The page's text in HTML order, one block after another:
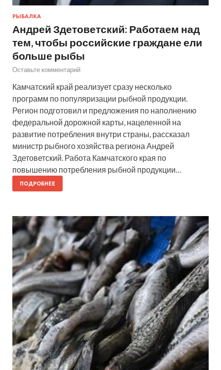
РЫБАЛКА
Андрей Здетоветский: Работаем над
тем, чтобы российские граждане ели
больше рыбы
Оставьте комментарий
Камчатский край реализует сразу несколько
программ по популяризации рыбной продукции.
Регион подготовил и предложения по наполнению
федеральной дорожной карты, нацеленной на
развитие потребления внутри страны, рассказал
министр рыбного хозяйства региона Андрей
Здетоветский. Работа Камчатского края по
повышению потребления рыбной продукции…
ПОДРОБНЕЕ